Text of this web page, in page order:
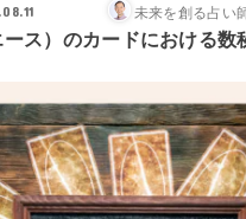
未来を創る占い
ス）のカードにおける数